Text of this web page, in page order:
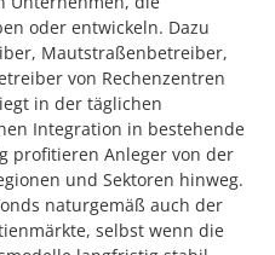
oder entwickeln. Dazu
Mautstraßenbetreiber,
von Rechenzentren
in der täglichen
Integration in bestehende
profitieren Anleger von der
und Sektoren hinweg.
naturgemäß auch der
selbst wenn die